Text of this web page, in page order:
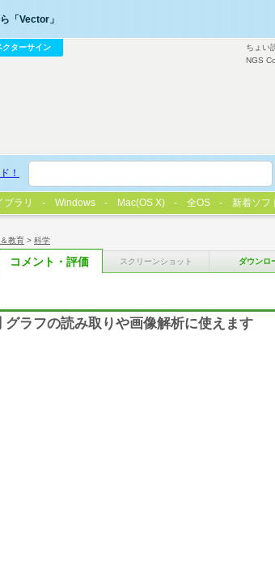
教育 > 科学
コメント・評価 スクリーンショット ダウンロ
ラフの読み取りや画像解析に使えます
ちょい
NGS
「Vector」
クターサイン
！
ブラリ Windows Mac(OS X) 全OS 新着ソフ